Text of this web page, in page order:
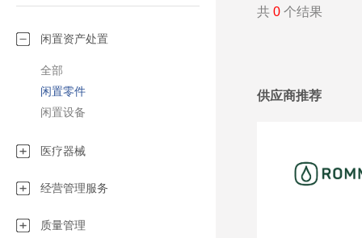
闲置资产处置
全部
闲置零件
闲置设备
医疗器械
经营管理服务
质量管理
共 0 个结果
供应商推荐